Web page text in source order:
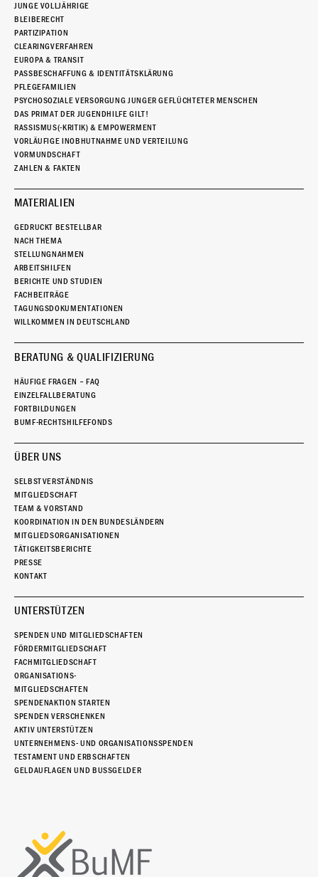
JUNGE VOLLJÄHRIGE
BLEIBERECHT
PARTIZIPATION
CLEARINGVERFAHREN
EUROPA & TRANSIT
PASSBESCHAFFUNG & IDENTITÄTSKLÄRUNG
PFLEGEFAMILIEN
PSYCHOSOZIALE VERSORGUNG JUNGER GEFLÜCHTETER MENSCHEN
DAS PRIMAT DER JUGENDHILFE GILT!
RASSISMUS(-KRITIK) & EMPOWERMENT
VORLÄUFIGE INOBHUTNAHME UND VERTEILUNG
VORMUNDSCHAFT
ZAHLEN & FAKTEN
MATERIALIEN
GEDRUCKT BESTELLBAR
NACH THEMA
STELLUNGNAHMEN
ARBEITSHILFEN
BERICHTE UND STUDIEN
FACHBEITRÄGE
TAGUNGSDOKUMENTATIONEN
WILLKOMMEN IN DEUTSCHLAND
BERATUNG & QUALIFIZIERUNG
HÄUFIGE FRAGEN – FAQ
EINZELFALLBERATUNG
FORTBILDUNGEN
BUMF-RECHTSHILFEFONDS
ÜBER UNS
SELBSTVERSTÄNDNIS
MITGLIEDSCHAFT
TEAM & VORSTAND
KOORDINATION IN DEN BUNDESLÄNDERN
MITGLIEDSORGANISATIONEN
TÄTIGKEITSBERICHTE
PRESSE
KONTAKT
UNTERSTÜTZEN
SPENDEN UND MITGLIEDSCHAFTEN
FÖRDERMITGLIEDSCHAFT
FACHMITGLIEDSCHAFT
ORGANISATIONS-
MITGLIEDSCHAFTEN
SPENDENAKTION STARTEN
SPENDEN VERSCHENKEN
AKTIV UNTERSTÜTZEN
UNTERNEHMENS- UND ORGANISATIONSSPENDEN
TESTAMENT UND ERBSCHAFTEN
GELDAUFLAGEN UND BUSSGELDER